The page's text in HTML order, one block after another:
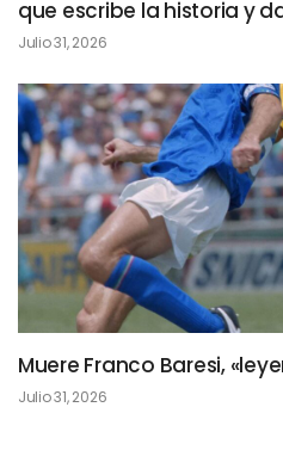
que escribe la historia y
Julio 31, 2026
Muere Franco Baresi,
Julio 31, 2026